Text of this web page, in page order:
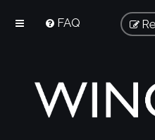
FAQ